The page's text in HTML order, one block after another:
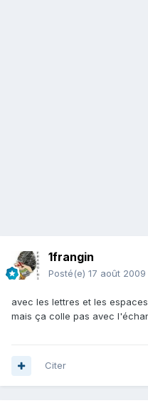
1frangin
Posté(e) 17 août 2009
avec les lettres et les
mais ça colle pas avec
Citer